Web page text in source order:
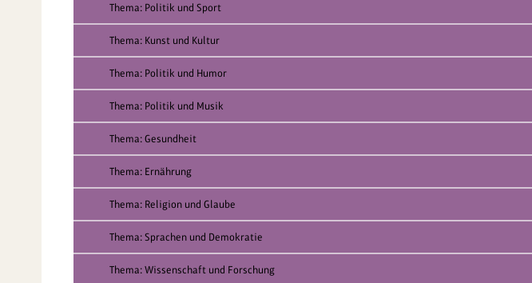
Thema: Politik und Sport
Thema: Kunst und Kultur
Thema: Politik und Humor
Thema: Politik und Musik
Thema: Gesundheit
Thema: Ernährung
Thema: Religion und Glaube
Thema: Sprachen und Demokratie
Thema: Wissenschaft und Forschung